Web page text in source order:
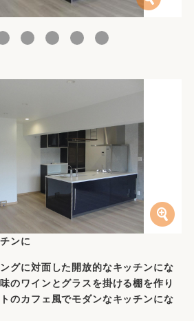
ンに
グに対面した開放的なキッチンにな
のワインとグラスを掛ける棚を作り
のカフェ風でモダンなキッチンにな